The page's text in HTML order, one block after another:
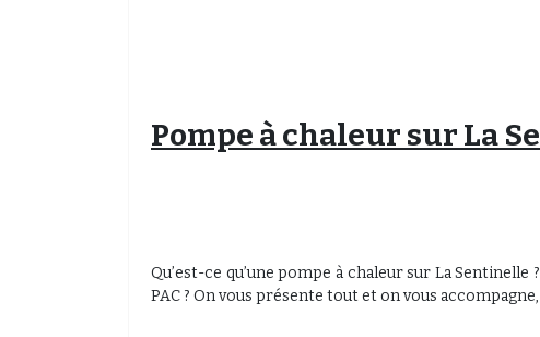
Pompe à chaleur sur La
Qu’est-ce qu’une pompe à chaleur sur La
PAC ? On vous présente tout et on vous